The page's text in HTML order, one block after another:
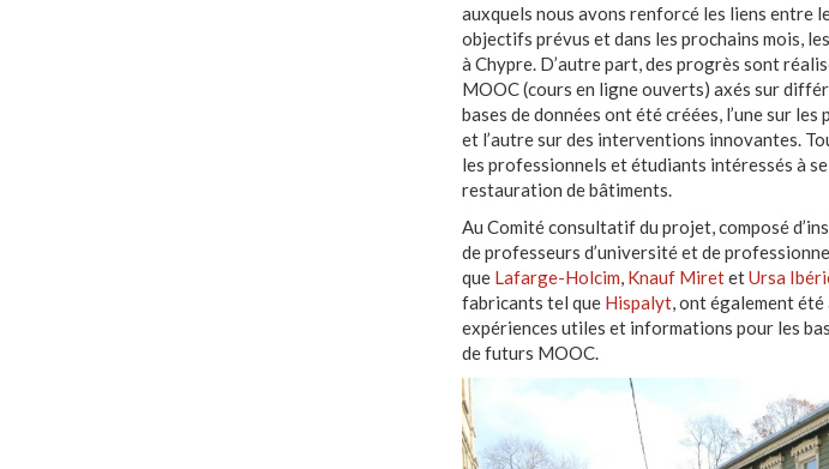
auxquels nous avons renforcé les liens entre
objectifs prévus et dans les prochains mois,
à Chypre. D’autre part, des progrès sont
MOOC (cours en ligne ouverts) axés sur
bases de données ont été créées, l’une sur
et l’autre sur des interventions innovantes.
les professionnels et étudiants intéressés à
restauration de bâtiments.
Au Comité consultatif du projet, composé
de professeurs d’université et de
queLafarge-Holcim Knauf MiretetUrsa
fabricants tel que Hispalyt, ont également
expériences utiles et informations pour les
de futurs MOOC.